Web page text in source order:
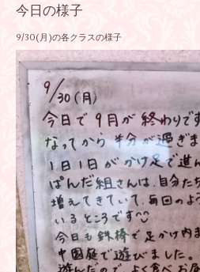
今日の様子
9/30(月)の各クラスの様子